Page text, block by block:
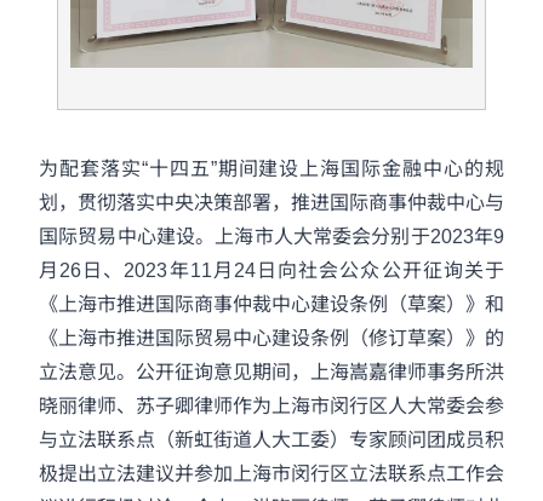
为配套落实“十四五”期间建设上海国际金融中心的规
划，贯彻落实中央决策部署，推进国际商事仲裁中心与
国际贸易中心建设。上海市人大常委会分别于2023年9
月26日、2023年11月24日向社会公众公开征询关于
《上海市推进国际商事仲裁中心建设条例（草案）》和
《上海市推进国际贸易中心建设条例（修订草案）》的
立法意见。公开征询意见期间，上海嵩嘉律师事务所洪
晓丽律师、苏子卿律师作为上海市闵行区人大常委会参
与立法联系点（新虹街道人大工委）专家顾问团成员积
极提出立法建议并参加上海市闵行区立法联系点工作会